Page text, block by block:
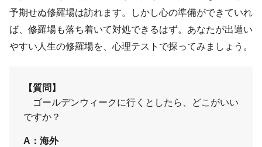
予期せぬ修羅場は訪れます。しかし心の準備ができていれ
ば、修羅場も落ち着いて対処できるはず。あなたが出遭い
やすい人生の修羅場を、心理テストで探ってみましょう。
【質問】
ゴールデンウィークに行くとしたら、どこがいい
ですか？
A：海外